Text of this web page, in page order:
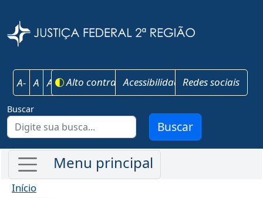
A- A A+ Alto contrasteAcessibilidadeRedes sociais
Buscar
Buscar
Início